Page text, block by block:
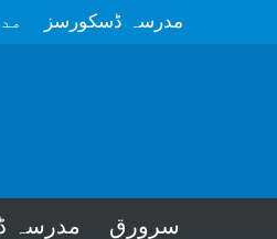
مدرسہ ڈسکورسز
سرورق مدرسہ